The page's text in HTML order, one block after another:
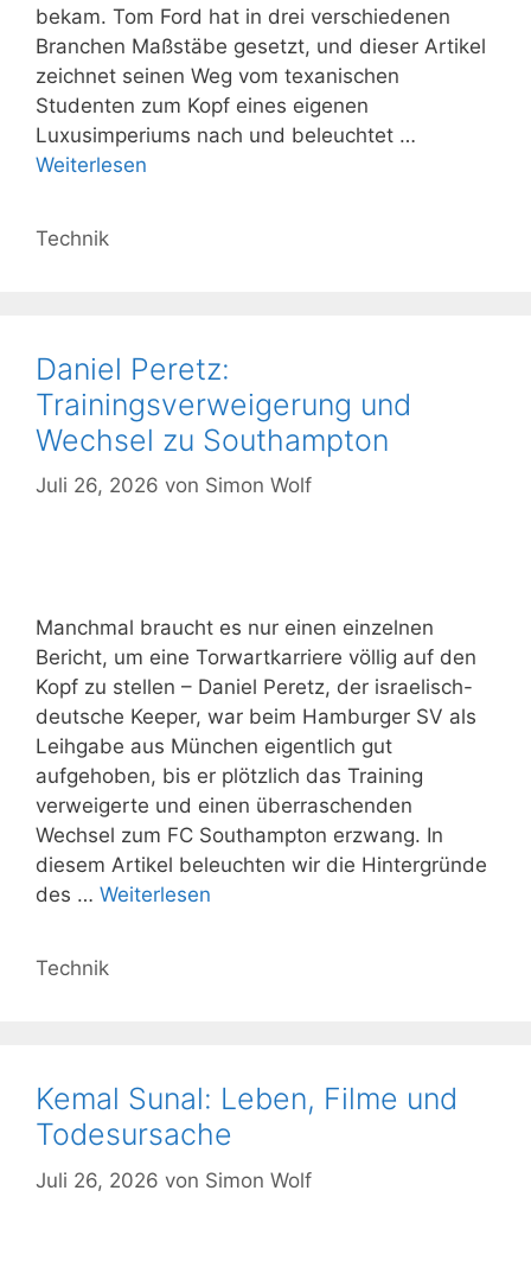
bekam. Tom Ford hat in drei verschiedenen
Branchen Maßstäbe gesetzt, und dieser Artikel
zeichnet seinen Weg vom texanischen
Studenten zum Kopf eines eigenen
Luxusimperiums nach und beleuchtet …
Weiterlesen
Kategorien
Technik
Daniel Peretz:
Trainingsverweigerung und
Wechsel zu Southampton
Juli 26, 2026 von Simon Wolf
Manchmal braucht es nur einen einzelnen
Bericht, um eine Torwartkarriere völlig auf den
Kopf zu stellen – Daniel Peretz, der israelisch-
deutsche Keeper, war beim Hamburger SV als
Leihgabe aus München eigentlich gut
aufgehoben, bis er plötzlich das Training
verweigerte und einen überraschenden
Wechsel zum FC Southampton erzwang. In
diesem Artikel beleuchten wir die Hintergründe
des … Weiterlesen
Kategorien
Technik
Kemal Sunal: Leben, Filme und
Todesursache
Juli 26, 2026 von Simon Wolf